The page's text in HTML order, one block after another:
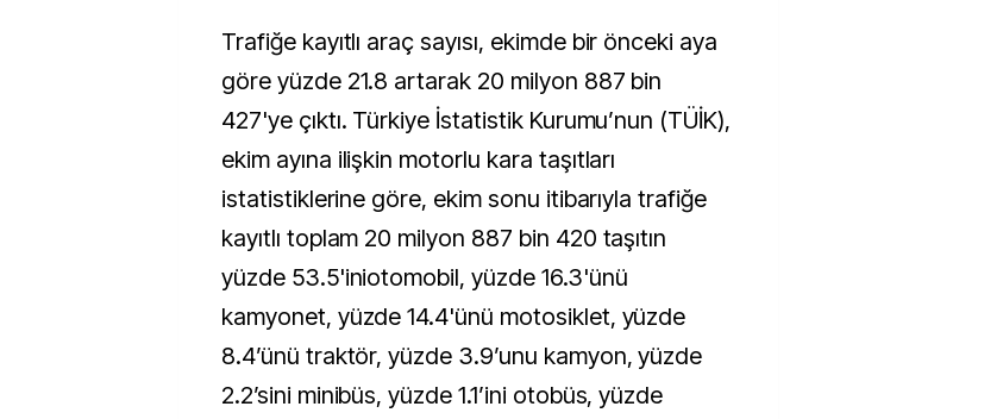
Trafiğe kayıtlı araç sayısı, ekimde bir önceki aya
göre yüzde 21.8 artarak 20 milyon 887 bin
427'ye çıktı. Türkiye İstatistik Kurumu’nun (TÜİK),
ekim ayına ilişkin motorlu kara taşıtları
istatistiklerine göre, ekim sonu itibarıyla trafiğe
kayıtlı toplam 20 milyon 887 bin 420 taşıtın
yüzde 53.5'iniotomobil, yüzde 16.3'ünü
kamyonet, yüzde 14.4'ünü motosiklet, yüzde
8.4’ünü traktör, yüzde 3.9’unu kamyon, yüzde
2.2’sini minibüs, yüzde 1.1’ini otobüs, yüzde